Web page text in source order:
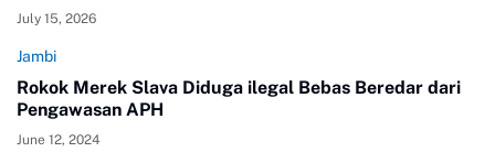
July 15, 2026
Jambi
Rokok Merek Slava Diduga ilegal Bebas Beredar dari
Pengawasan APH
June 12, 2024